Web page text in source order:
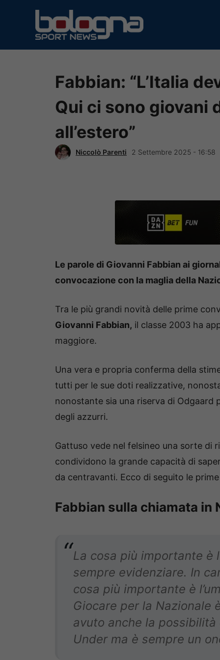
contenuto
Fabbian: “L’Italia
Qui ci sono giovani
all’estero”
Niccolò Parenti 2 Settembre 2025 - 16:58
Le parole di Giovanni Fabbian ai
convocazione con la maglia della
Tra le più grandi novità delle prime
Giovanni Fabbian, il classe 2003 ha
maggiore.
Una vera e propria conferma della
tutti per le sue doti realizzative,
nonostante sia una riserva di Odgaard
degli azzurri.
Gattuso vede nel felsineo una sorte di
condividono la grande capacità di
da centravanti. Ecco di seguito le
Fabbian sulla chiamata in
La cosa più importante è
sempre evidenziare. In
cosa più importante è
Giocare per la Nazionale
avuto anche la
Under ma è sempre un